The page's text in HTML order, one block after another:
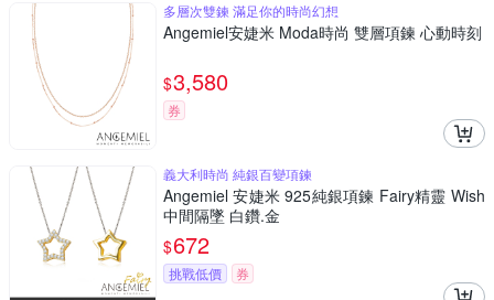
多層次雙鍊 滿足你的時尚幻想
Angemiel安婕米 Moda時尚 雙層項鍊 心動時刻
$3,580
券
義大利時尚 純銀百變項鍊
Angemiel 安婕米 925純銀項鍊 Fairy精靈 Wish
中間隔墜 白鑽.金
$672
挑戰低價 券